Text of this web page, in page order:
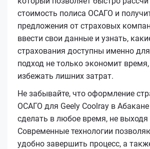
стоимость полиса ОСАГО и
предложения от страховых
ввести свои данные и узнать,
страхования доступны именно
подход не только экономит
избежать лишних затрат.
Не забывайте, что оформление
ОСАГО для Geely Coolray в
сделать в любое время, не
Современные технологии
удобно завершить процесс, а